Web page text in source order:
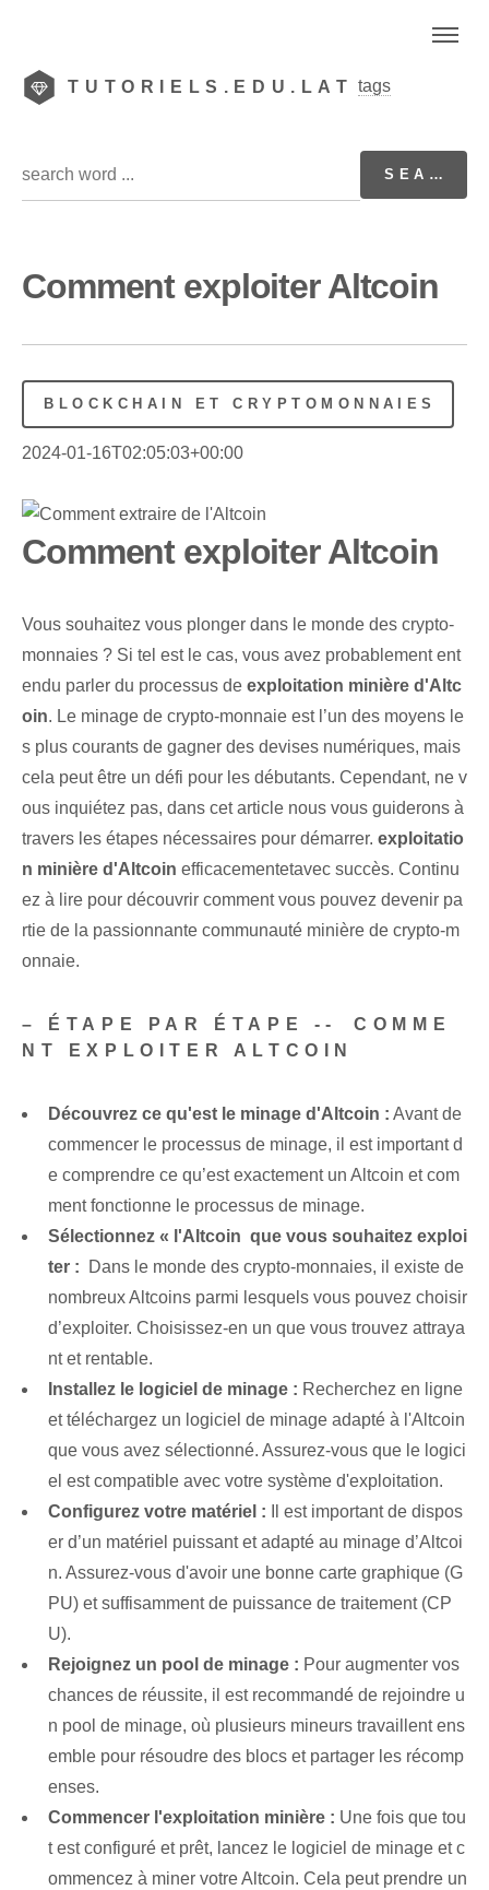
TUTORIELS.EDU.LAT tags
Comment exploiter Altcoin
BLOCKCHAIN ET CRYPTOMONNAIES
2024-01-16T02:05:03+00:00
Comment exploiter Altcoin
Vous souhaitez vous plonger dans le monde des crypto-
monnaies ? Si tel est le cas, vous avez probablement ent
endu parler du processus de exploitation minière d'Altc
oin. Le minage de crypto-monnaie est l’un des moyens le
s plus courants de gagner des devises numériques, mais
cela peut être un défi pour les débutants. Cependant, ne v
ous inquiétez pas, dans cet article nous vous guiderons à
travers les étapes nécessaires pour démarrer. exploitatio
n minière d'Altcoin efficacement‍et⁢avec succès.⁤ Continu
ez à lire‌ pour découvrir comment vous⁤ pouvez⁤ devenir ⁣pa
rtie‌ de⁤ la passionnante communauté minière de crypto-m
onnaie.
– ÉTAPE PAR ÉTAPE‌ -- ⁣COMME
NT EXPLOITER ALTCOIN
Découvrez ce qu'est le minage d'Altcoin : Avant de
commencer le processus de minage, il est important d
e comprendre ce qu’est exactement un Altcoin et com
ment fonctionne le processus de minage.
Sélectionnez « l'Altcoin ⁢ que vous souhaitez exploi
ter : ‌ Dans le monde des crypto-monnaies, il existe de
nombreux Altcoins parmi lesquels vous pouvez choisir
d’exploiter. ⁣Choisissez-en un ‌que vous trouvez attraya
nt et rentable.
Installez le logiciel de minage : Recherchez en ligne
et téléchargez un logiciel de minage adapté à l'Altcoin
que vous avez sélectionné. Assurez-vous que le logici
el est compatible⁤ avec votre système d'exploitation.
Configurez votre matériel : Il est important de dispos
er d’un matériel puissant et adapté au minage d’Altcoi
n. Assurez-vous d'avoir une bonne carte graphique (G
PU) et suffisamment de puissance de traitement (CP
U).
Rejoignez un pool de minage : Pour augmenter vos
chances de réussite, il est recommandé de rejoindre u
n pool de minage, où plusieurs mineurs travaillent ens
emble pour résoudre des blocs et partager les récomp
enses.
Commencer l'exploitation minière : Une fois que tou
t est configuré et prêt, lancez le logiciel de minage et c
ommencez à miner votre Altcoin. Cela peut prendre un